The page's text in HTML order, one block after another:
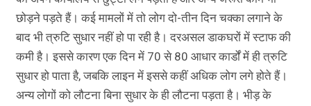
छोड़ने पड़ते हैं। कई मामलों में तो लोग दो-तीन दिन चक्का लगाने के
बाद भी त्रुटि सुधार नहीं हो पा रही है। दरअसल डाकघरों में स्टाफ की
कमी है। इससे कारण एक दिन में 70 से 80 आधार कार्डों में ही त्रुटि
सुधार हो पाता है, जबकि लाइन में इससे कहीं अधिक लोग लगे होते हैं।
अन्य लोगों को लौटना बिना सुधार के ही लौटना पड़ता है। भीड़ के